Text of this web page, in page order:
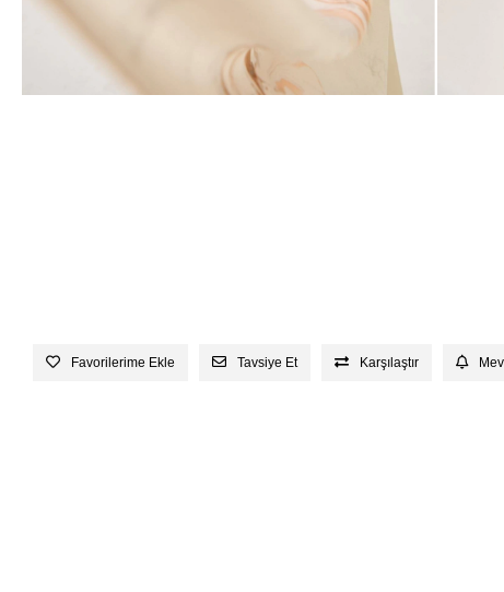
Favorilerime Ekle Tavsiye Et Karşılaştır